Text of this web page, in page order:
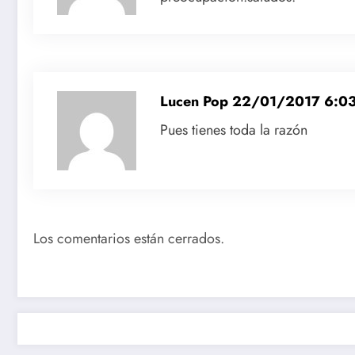
Lucen Pop22/01/2017
Pues tienes toda la razón
Los comentarios están cerrados.